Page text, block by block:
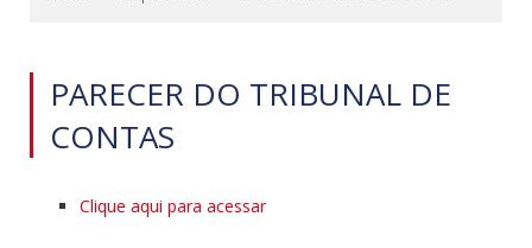
PARECER DO TRIBUNAL DE
CONTAS
Clique aqui para acessar